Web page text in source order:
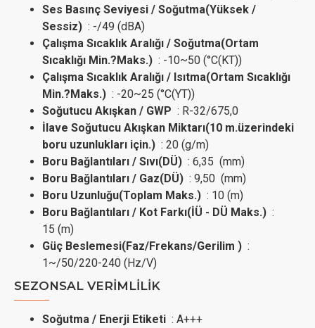
Ses Basınç Seviyesi / Soğutma(Yüksek /
Sessiz) : -/49 (dBA)
Çalışma Sıcaklık Aralığı / Soğutma(Ortam
Sıcaklığı Min.?Maks.) : -10~50 (°C(KT))
Çalışma Sıcaklık Aralığı / Isıtma(Ortam Sıcaklığı
Min.?Maks.) : -20~25 (°C(YT))
Soğutucu Akışkan / GWP : R-32/675,0
İlave Soğutucu Akışkan Miktarı(10 m.üzerindeki
boru uzunlukları için.) : 20 (g/m)
Boru Bağlantıları / Sıvı(DÜ) : 6,35 (mm)
Boru Bağlantıları / Gaz(DÜ) : 9,50 (mm)
Boru Uzunluğu(Toplam Maks.) : 10 (m)
Boru Bağlantıları / Kot Farkı(İÜ - DÜ Maks.) :
15 (m)
Güç Beslemesi(Faz/Frekans/Gerilim ) :
1~/50/220-240 (Hz/V)
SEZONSAL VERİMLİLİK
Soğutma / Enerji Etiketi : A+++